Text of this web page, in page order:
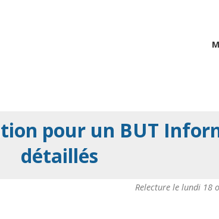
pour un BUT
détaillés
Relecture le lundi 18